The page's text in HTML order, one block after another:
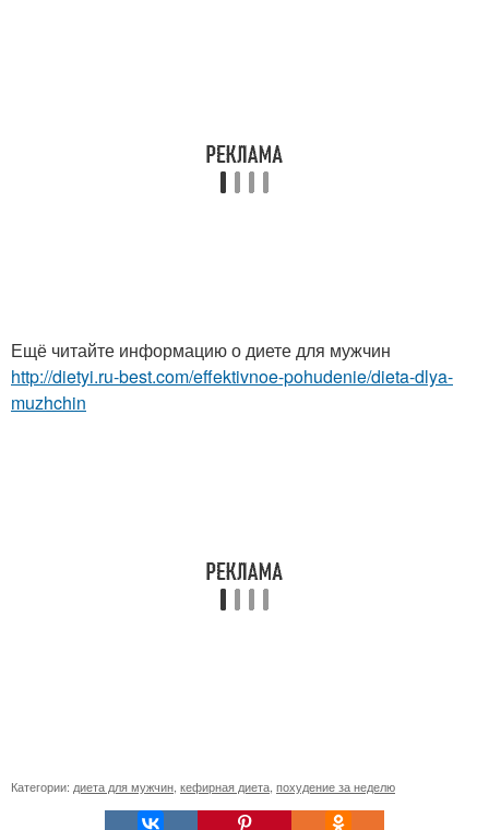
Ещё читайте информацию о диете для мужчин
http://dietyi.ru-best.com/effektivnoe-pohudenie/dieta-dlya-
muzhchin
Категории: диета для мужчин, кефирная диета, похудение за неделю